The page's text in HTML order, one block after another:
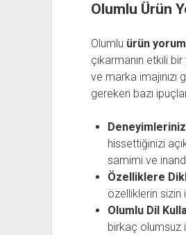
Olumlu Ürün
Olumlu ürün yorum
çıkarmanın etkili
ve marka
gereken bazı
hissettiğinizi
samimi ve
Özelliklere
özelliklerin sizin
Olumlu Dil
birkaç olumsuz